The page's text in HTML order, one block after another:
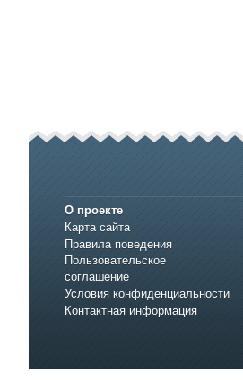
О проекте
Карта сайта
Правила поведения
Пользовательское
соглашение
Условия конфиденциальности
Контактная информация